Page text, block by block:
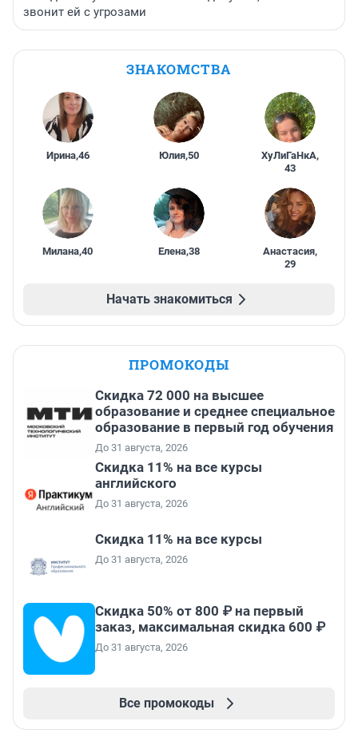
звонит ей с угрозами
ЗНАКОМСТВА
Ирина,46 Юлия,50 ХуЛиГаНкА,
43
Милана,40 Елена,38 Анастасия,
29
Начать знакомиться
ПРОМОКОДЫ
Скидка 72 000 на высшее
образование и среднее специальное
образование в первый год обучения
До 31 августа, 2026
Скидка 11% на все курсы
английского
До 31 августа, 2026
Скидка 11% на все курсы
До 31 августа, 2026
Скидка 50% от 800 ₽ на первый
заказ, максимальная скидка 600 ₽
До 31 августа, 2026
Все промокоды